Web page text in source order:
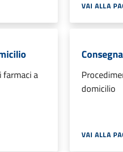
VAI ALLA
farmaci a
domicilio
VAI ALLA